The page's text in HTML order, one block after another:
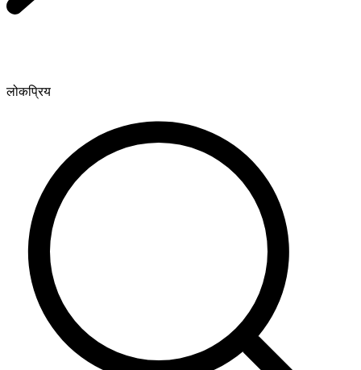
लोकप्रिय